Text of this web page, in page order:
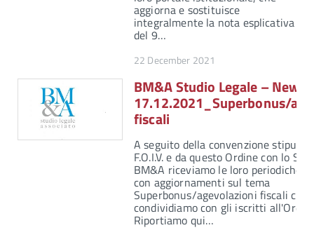
aggiorna e sostituisce
integralmente la nota esplicativa
del 9…
22 December 2021
BM&A Studio Legale –
17.12.2021_Superbonus/
fiscali
A seguito della convenzione
F.O.I.V. e da questo Ordine con lo
BM&A riceviamo le loro periodiche
con aggiornamenti sul tema
Superbonus/agevolazioni fiscali che
condividiamo con gli iscritti
Riportiamo qui…